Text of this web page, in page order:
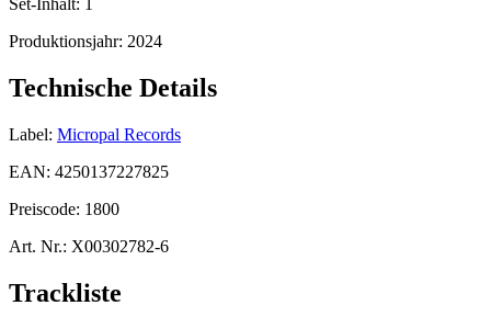
Set-Inhalt:
Produktionsjahr: 2024
Technische Details
Label: Micropal Records
EAN: 4250137227825
Preiscode: 1800
Art. Nr.: X00302782-6
Trackliste